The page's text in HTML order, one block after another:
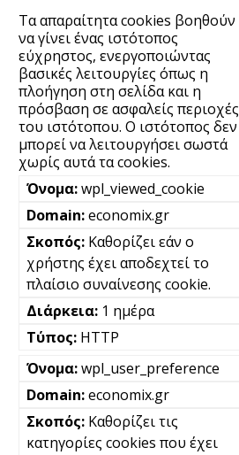
Τα απαραίτητα cookies βοηθούν
να γίνει ένας ιστότοπος
εύχρηστος, ενεργοποιώντας
βασικές λειτουργίες όπως η
πλοήγηση στη σελίδα και η
πρόσβαση σε ασφαλείς περιοχές
του ιστότοπου. Ο ιστότοπος δεν
μπορεί να λειτουργήσει σωστά
χωρίς αυτά τα cookies.
wpl_viewed_cookie
economix.gr
Καθορίζει εάν ο
χρήστης έχει αποδεχτεί το
πλαίσιο συναίνεσης cookie.
1 ημέρα
HTTP
wpl_user_preference
economix.gr
Καθορίζει τις
κατηγορίες cookies που έχει